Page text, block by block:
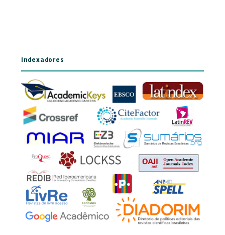
Indexadores